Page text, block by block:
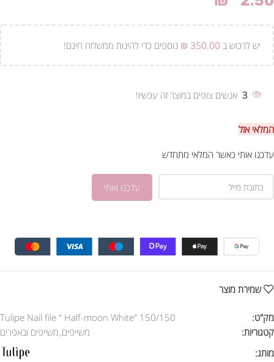
יש לרכוש ב ₪ 350.00 נוספים כדי להינות ממשלוח חינם!
3 אנשים צופים במוצר זה עכשיו!
המלאי אזל
עדכנו אותי כאשר המלאי מתחדש
שמירת מוצר
מק"ט:
Tulipe Nail file " Half-moon White" 150/150
קטגוריות:
משייפים, משייפים ובאפרים
מותג: